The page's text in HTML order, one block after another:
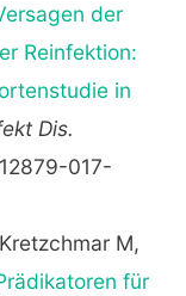
der
Reinfektion:
in
Dis.
017-
M,
für